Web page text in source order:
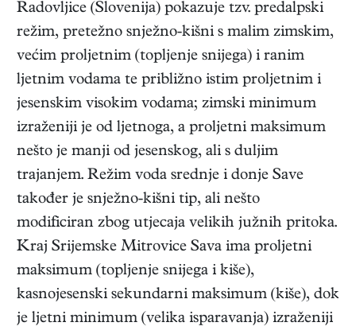
Radovljice (Slovenija) pokazuje tzv. predalpski
režim, pretežno snježno-kišni s malim zimskim,
većim proljetnim (topljenje snijega) i ranim
ljetnim vodama te približno istim proljetnim i
jesenskim visokim vodama; zimski minimum
izraženiji je od ljetnoga, a proljetni maksimum
nešto je manji od jesenskog, ali s duljim
trajanjem. Režim voda srednje i donje Save
također je snježno-kišni tip, ali nešto
modificiran zbog utjecaja velikih južnih pritoka.
Kraj Srijemske Mitrovice Sava ima proljetni
maksimum (topljenje snijega i kiše),
kasnojesenski sekundarni maksimum (kiše), dok
je ljetni minimum (velika isparavanja) izraženiji